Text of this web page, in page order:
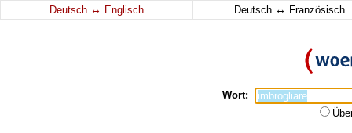
Deutsch ↔ Englisch Deutsch ↔ Französisch
Wort: